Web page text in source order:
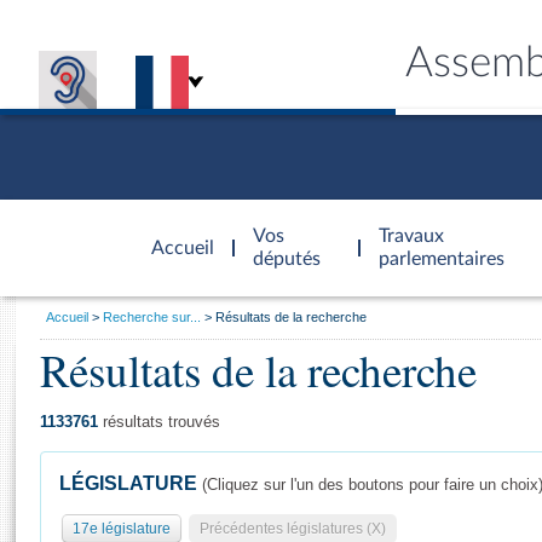
Accueil
d'accueil
Vos
députés
Travaux
parlementaires
Général
Vous
Accueil Recherche sur... Résultats de la recherche
Résultats de la recherche
1133761 résultats trouvés
LÉGISLATURE (Cliquez sur l'un des boutons pour faire un choix)
17e législature Précédentes législatures (X)